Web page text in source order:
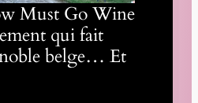
Must Go Wine
qui fait
belge… Et